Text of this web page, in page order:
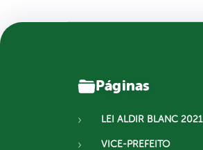
Páginas
LEI ALDIR BLANC 2021
VICE-PREFEITO